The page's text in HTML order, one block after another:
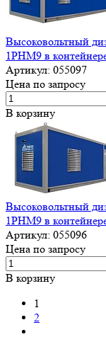
Высоковольтный
1РНМ9 в
Артикул: 055097
Цена по запросу
В корзину
Высоковольтный
1РНМ9 в
Артикул: 055096
Цена по запросу
В корзину
1
2